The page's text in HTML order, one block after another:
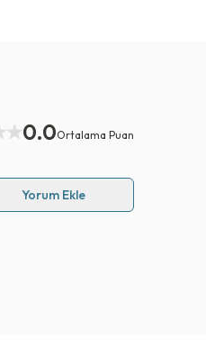
0.0Ortalama Puan
Yorum Ekle